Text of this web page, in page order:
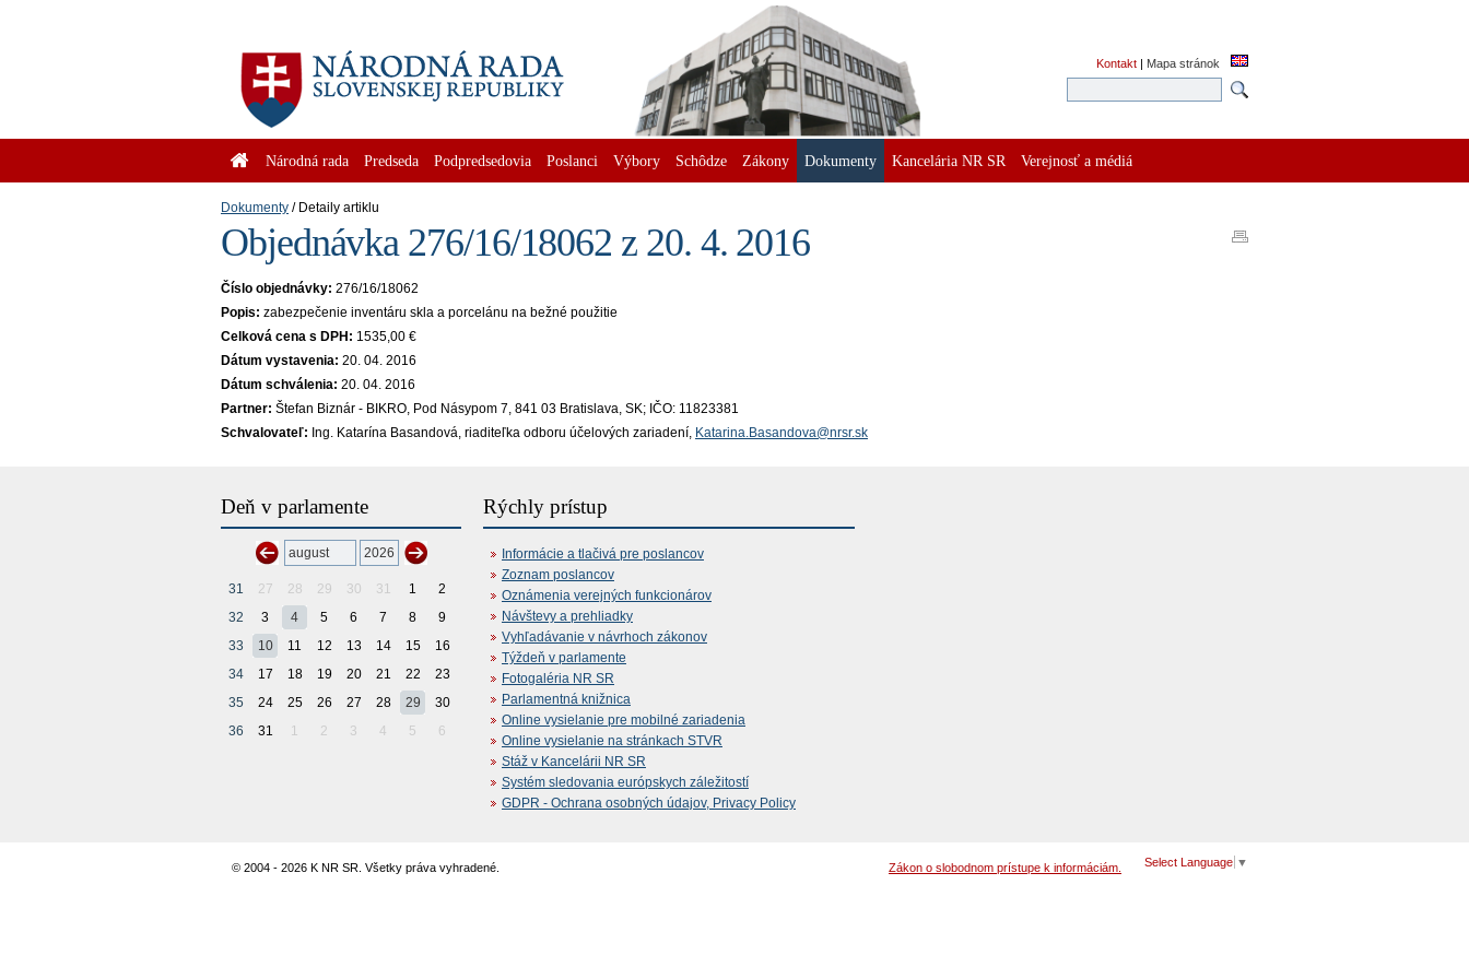
Kontakt | Mapa stránok
Národná rada Predseda Podpredsedovia Poslanci Výbory Schôdze Zákony Dokumenty Kancelária NR SR Verejnosť a médiá
Dokumenty Detaily artiklu
Objednávka 276/16/18062 z 20. 4. 2016
Číslo objednávky: 276/16/18062
Popis: zabezpečenie inventáru skla a porcelánu na bežné použitie
Celková cena s DPH: 1535,00 €
Dátum vystavenia: 20. 04. 2016
Dátum schválenia: 20. 04. 2016
Partner: Štefan Biznár - BIKRO, Pod Násypom 7, 841 03 Bratislava, SK; IČO: 11823381
Schvalovateľ: Ing. Katarína Basandová, riaditeľka odboru účelových zariadení, Katarina.Basandova@nrsr.sk
Deň v parlamente
31 27 28 29 30 31 1
2
32
3 4 5 6 7 8
9
33
10 11 12 13 14 15
16
34
17 18 19 20 21 22
23
35
24 25 26 27 28 29
30
36
31 1 2 3 4 5 6
Rýchly prístup
Informácie a tlačivá pre poslancov
Zoznam poslancov
Oznámenia verejných funkcionárov
Návštevy a prehliadky
Vyhľadávanie v návrhoch zákonov
Týždeň v parlamente
Fotogaléria NR SR
Parlamentná knižnica
Online vysielanie pre mobilné zariadenia
Online vysielanie na stránkach STVR
Stáž v Kancelárii NR SR
Systém sledovania európskych záležitostí
GDPR - Ochrana osobných údajov, Privacy Policy
© 2004 - 2026 K NR SR. Všetky práva vyhradené. Select Language ▼
Zákon o slobodnom prístupe k informáciám.